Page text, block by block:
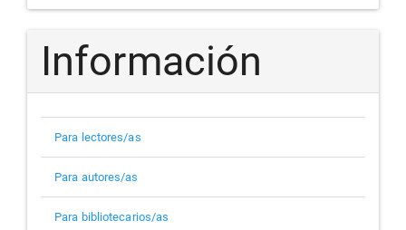
Información
Para lectores/as
Para autores/as
Para bibliotecarios/as